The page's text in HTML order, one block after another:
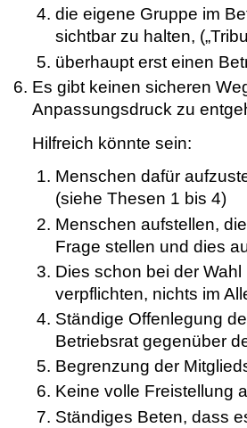
die eigene Gruppe im
sichtbar zu halten,
überhaupt erst einen
Es gibt keinen sicheren
Anpassungsdruck zu
Hilfreich könnte sein:
Menschen dafür
(siehe Thesen 1 bis 4)
Menschen aufstellen,
Frage stellen und dies
Dies schon bei der
verpflichten, nichts im
Ständige Offenlegung
Betriebsrat gegenüber
Begrenzung der
Keine volle Freistellung
Ständiges Beten, dass